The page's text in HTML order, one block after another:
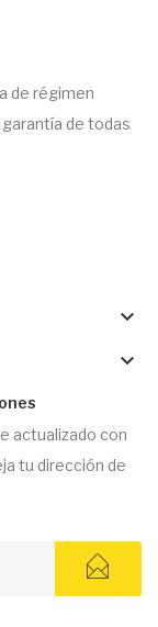
de régimen
de todas
keyboard_arrow_down
keyboard_arrow_down
actualizado con
tu dirección de